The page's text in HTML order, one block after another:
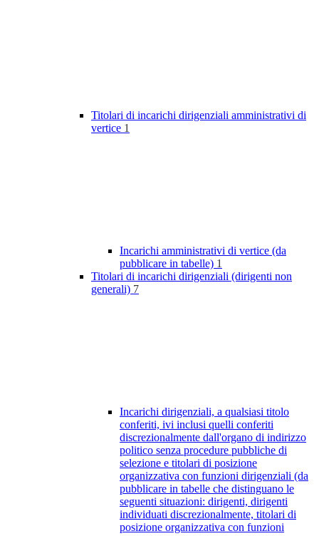
Titolari di incarichi dirigenziali amministrativi di
vertice 1
Incarichi amministrativi di vertice (da
pubblicare in tabelle) 1
Titolari di incarichi dirigenziali (dirigenti non
generali) 7
Incarichi dirigenziali, a qualsiasi titolo
conferiti, ivi inclusi quelli conferiti
discrezionalmente dall'organo di indirizzo
politico senza procedure pubbliche di
selezione e titolari di posizione
organizzativa con funzioni dirigenziali (da
pubblicare in tabelle che distinguano le
seguenti situazioni: dirigenti, dirigenti
individuati discrezionalmente, titolari di
posizione organizzativa con funzioni